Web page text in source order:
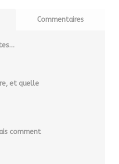
Commentaires
et quelle
comment